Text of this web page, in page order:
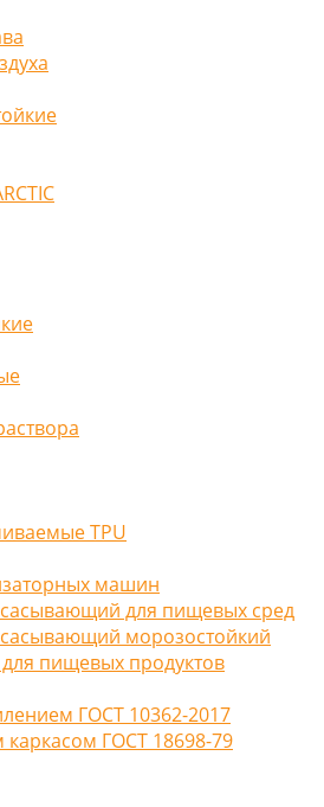
TPU
машин
для пищевых сред
морозостойкий
пищевых продуктов
ГОСТ 10362-2017
каркасом ГОСТ 18698-79